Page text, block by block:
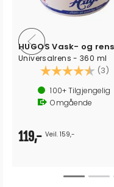
Universalrens - 360 ml
Karakter: (3)
100+Tilgjengelig
Omgående
119,- Veil. 159,-
5 mulige